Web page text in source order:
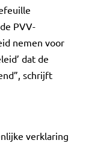
PVV-
nemen voor
dat de
schrijft
verklaring